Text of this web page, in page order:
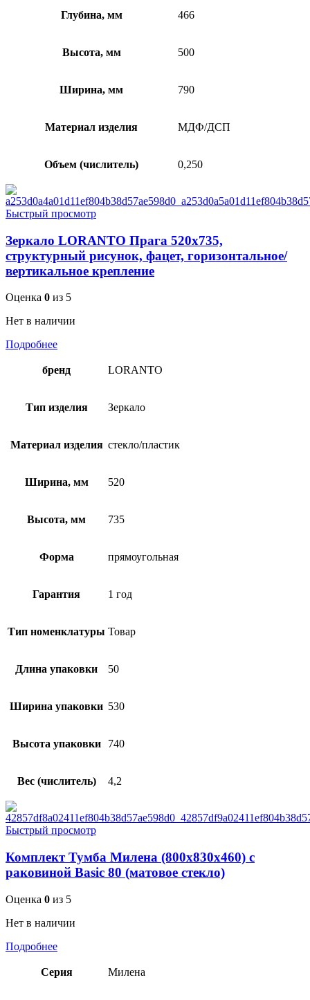
Глубина, мм 466
Высота, мм 500
Ширина, мм 790
Материал изделия МДФ/ДСП
Объем (числитель) 0,250
Быстрый просмотр
Зеркало LORANTO Прага 520х735,
структурный рисунок, фацет, горизонтальное/
вертикальное крепление
Оценка 0 из 5
Нет в наличии
Подробнее
бренд LORANTO
Тип изделия Зеркало
Материал изделия стекло/пластик
Ширина, мм 520
Высота, мм 735
Форма прямоугольная
Гарантия 1 год
Тип номенклатуры Товар
Длина упаковки 50
Ширина упаковки 530
Высота упаковки 740
Вес (числитель) 4,2
Быстрый просмотр
Комплект Тумба Милена (800х830х460) с
раковиной Basic 80 (матовое стекло)
Оценка 0 из 5
Нет в наличии
Подробнее
Серия Милена